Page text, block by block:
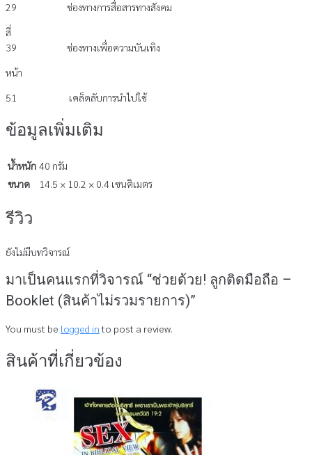
29 ช่องทางการสื่อสารทางสังคม
สี่
39 ช่องทางเพื่อความบันเทิง
หน้า
51 เคล็ดลับการนำไปใช้
ข้อมูลเพิ่มเติม
น้ำหนัก 40 กรัม
ขนาด
14.5 × 10.2 × 0.4 เซนติเมตร
รีวิว
ยังไม่มีบทวิจารณ์
มาเป็นคนแรกที่วิจารณ์ “ช่วยด้วย! ลูกติดมือถือ –
Booklet (สินค้าไม่รวมรายการ)”
You must be logged into post a review.
สินค้าที่เกี่ยวข้อง